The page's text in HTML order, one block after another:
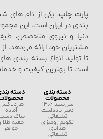
پارت چاپ، یکی از نام‌ های
بندیدر ایران است. این
دنیا و نیروی متخصص،
مشتریان خود ارائه می‌دهد.
تا تولید انواع بسته‌ بندی‌
است تا بهترین کیفیت و
دسته بندی
محصولات
سررسید 1406
دفتر یادداشت
تبلیغاتی
تقویم رومیزی
هدایای
تبلیغاتی
دسته بندی
محصولات
هاردباکس
آماده
ساک دستی
جعبه طلا و
جواهر